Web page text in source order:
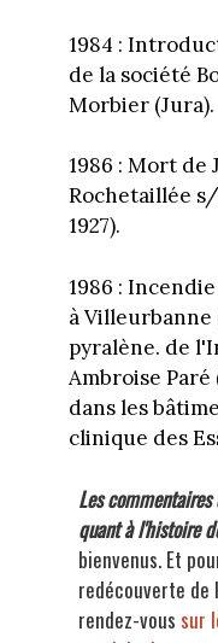
1984 :
de la société
Morbier (Jura).
1986 : Mort de
Rochetaillée
1927).
1986 :
à Villeurbanne
pyralène. de
Ambroise
dans les
clinique des
Les
quant à l'histoire
bienvenus. Et
redécouverte
rendez-vous sur